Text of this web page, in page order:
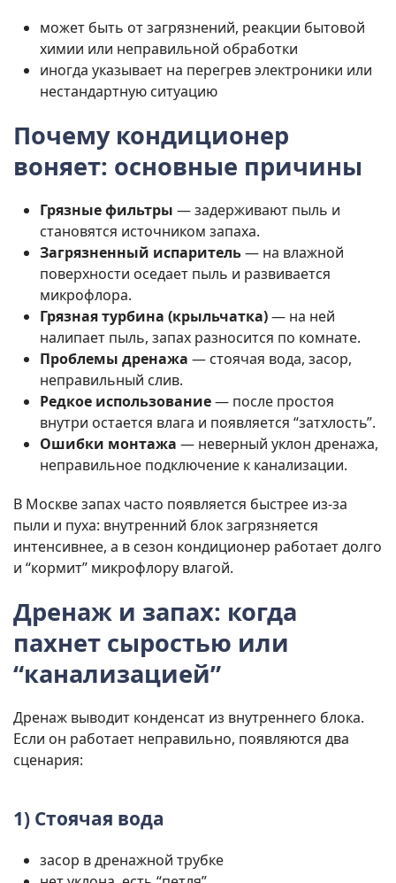
может быть от загрязнений, реакции бытовой
химии или неправильной обработки
иногда указывает на перегрев электроники или
нестандартную ситуацию
Почему кондиционер
воняет: основные причины
Грязные фильтры — задерживают пыль и
становятся источником запаха.
Загрязненный испаритель— на влажной
поверхности оседает пыль и развивается
микрофлора.
Грязная турбина (крыльчатка)— на ней
налипает пыль, запах разносится по комнате.
Проблемы дренажа — стоячая вода, засор,
неправильный слив.
Редкое использование— после простоя
внутри остается влага и появляется “затхлость”.
Ошибки монтажа — неверный уклон дренажа,
неправильное подключение к канализации.
В Москве запах часто появляется быстрее из-за
пыли и пуха: внутренний блок загрязняется
интенсивнее, а в сезон кондиционер работает долго
и “кормит” микрофлору влагой.
Дренаж и запах: когда
пахнет сыростью или
“канализацией”
Дренаж выводит конденсат из внутреннего блока.
Если он работает неправильно, появляются два
сценария:
1) Стоячая вода
засор в дренажной трубке